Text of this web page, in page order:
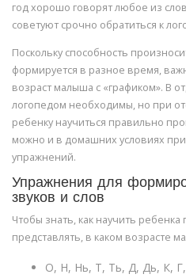
год хорошо говорят любое из
советуют срочно обратиться к
Поскольку способность
формируется в разное время,
возраст малыша с «графиком». В
логопедом необходимы, но при
ребенку научиться правильно
можно и в домашних условиях
упражнений.
Упражнения для
звуков и слов
Чтобы знать, как научить
представлять, в каком возрасте
О, Н, Нь, Т, Ть, Д, Дь, К,